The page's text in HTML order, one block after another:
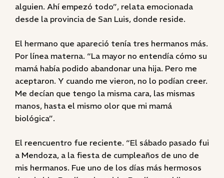
alguien. Ahí empezó todo”, relata emocionada
desde la provincia de San Luis, donde reside.
El hermano que apareció tenía tres hermanos más.
Por línea materna. “La mayor no entendía cómo su
mamá había podido abandonar una hija. Pero me
aceptaron. Y cuando me vieron, no lo podían creer.
Me decían que tengo la misma cara, las mismas
manos, hasta el mismo olor que mi mamá
biológica”.
El reencuentro fue reciente. “El sábado pasado fui
a Mendoza, a la fiesta de cumpleaños de uno de
mis hermanos. Fue uno de los días más hermosos